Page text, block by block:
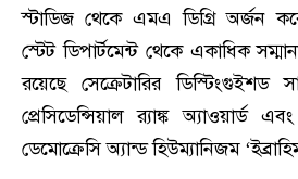
স্টাডিজ থেকে এমএ ডিগ্রি অর্জন
স্টেট ডিপার্টমেন্ট থেকে একাধিক
রয়েছে সেক্রেটারির ডিস্টিংগুইশড
প্রেসিডেন্সিয়াল র‍্যাঙ্ক অ্যাওয়ার্ড
ডেমোক্রেসি অ্যান্ড হিউম্যানিজম